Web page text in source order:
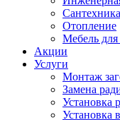
Сантехника
Отопление
Мебель
Акции
Услуги
Монтаж
Замена
Установка
Установка